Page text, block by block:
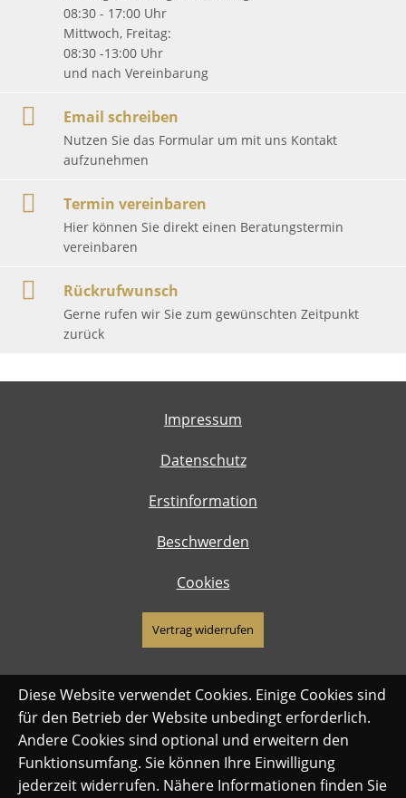
08:30 - 17:00 Uhr
Mittwoch, Freitag:
08:30 -13:00 Uhr
und nach Vereinbarung
Email schreiben
Nutzen Sie das Formular um mit uns Kontakt
aufzunehmen
Termin vereinbaren
Hier können Sie direkt einen Beratungstermin
vereinbaren
Rückrufwunsch
Gerne rufen wir Sie zum gewünschten Zeitpunkt
zurück
Impressum
Datenschutz
Erstinformation
Beschwerden
Cookies
Vertrag widerrufen
Diese Website verwendet Cookies. Einige Cookies sind
für den Betrieb der Website unbedingt erforderlich.
Andere Cookies sind optional und erweitern den
Funktionsumfang. Sie können Ihre Einwilligung
jederzeit widerrufen. Nähere Informationen finden Sie